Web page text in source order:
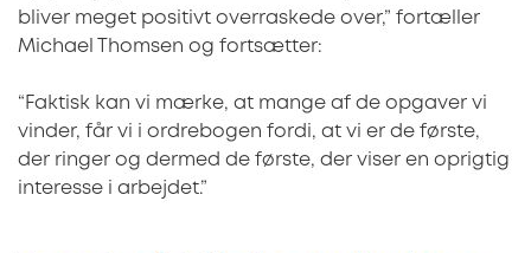
bliver meget positivt overraskede over,” fortæller
Michael Thomsen og fortsætter:
“Faktisk kan vi mærke, at mange af de opgaver vi
vinder, får vi i ordrebogen fordi, at vi er de første,
der ringer og dermed de første, der viser en oprigtig
interesse i arbejdet.”